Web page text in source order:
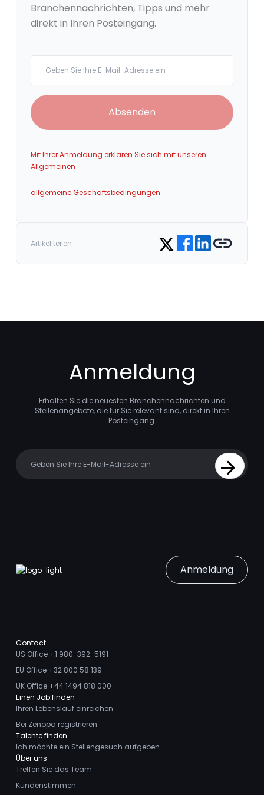
Branchennachrichten, Tipps und mehr
direkt in Ihren Posteingang.
Absenden
Mit Ihrer Anmeldung erklären Sie sich mit unseren
Allgemeinen
allgemeine Geschäftsbedingungen.
Artikel teilen Share on Twitter
Share on Facebook
Share on LinkedIn
Copy link
Anmeldung
Erhalten Sie die neuesten Branchennachrichten und
Stellenangebote, die für Sie relevant sind, direkt in Ihren
Posteingang.
Sign Up
Anmeldung
Contact
US Office +1 980-392-5191
EU Office +32 800 58 139
UK Office +44 1494 818 000
Einen Job finden
Ihren Lebenslauf einreichen
Bei Zenopa registrieren
Talente finden
Ich möchte ein Stellengesuch aufgeben
Über uns
Treffen Sie das Team
Kundenstimmen